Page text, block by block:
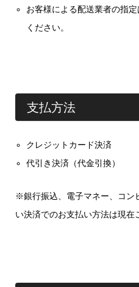
お客様による配送業者の指
ください。
支払方法
クレジットカード決済
代引き決済（代金引換）
※銀行振込、電子マネー、コン
い決済でのお支払い方法は現在